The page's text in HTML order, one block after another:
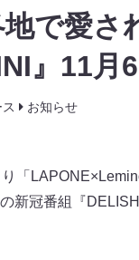
で愛さ
』11
お知らせ
「
新冠番組『